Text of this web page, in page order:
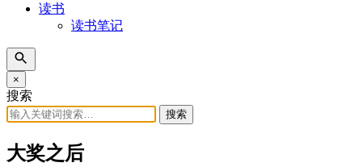
读书
读书笔记
×
搜索
搜索
大奖之后